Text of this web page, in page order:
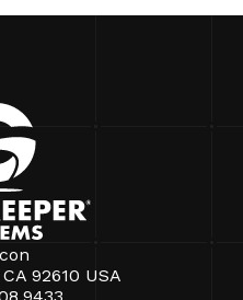
92610 USA